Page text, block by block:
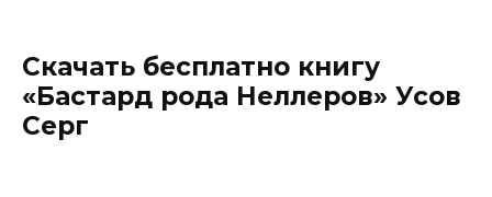
Скачать бесплатно книгу
«Бастард рода Неллеров» Усов
Серг